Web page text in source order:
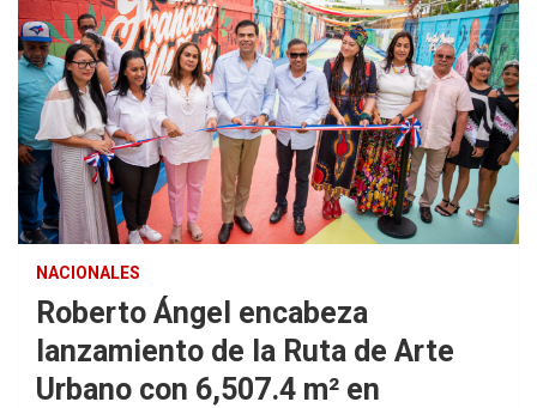
NACIONALES
Roberto Ángel encabeza
lanzamiento de la Ruta de Arte
Urbano con 6,507.4 m² en